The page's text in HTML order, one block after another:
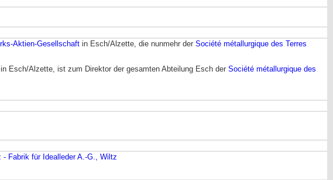
Aktien-Gesellschaft in Esch/Alzette, die nunmehr der Société métallurgique des Terres
in Esch/Alzette, ist zum Direktor der gesamten Abteilung Esch der Société métallurgique des
- Fabrik für Idealleder A.-G., Wiltz